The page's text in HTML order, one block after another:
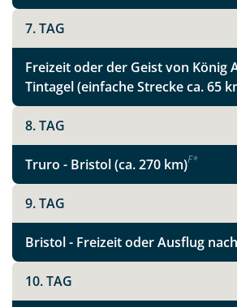
7. TAG
Freizeit oder der Geist von König
Tintagel (einfache Strecke ca. 65
8. TAG
Truro - Bristol (ca. 270 km)F*
9. TAG
Bristol - Freizeit oder Ausflug
10. TAG